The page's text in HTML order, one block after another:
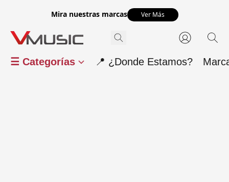
Mira nuestras marcas Ver Más
☰ Categorías 📍 ¿Donde Estamos?